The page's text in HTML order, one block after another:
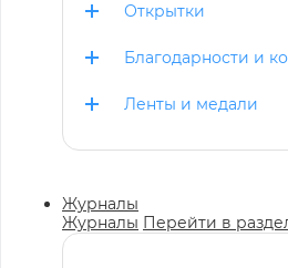
Открытки
Благодарности и
Ленты и медали
Журналы
Журналы Перейти в